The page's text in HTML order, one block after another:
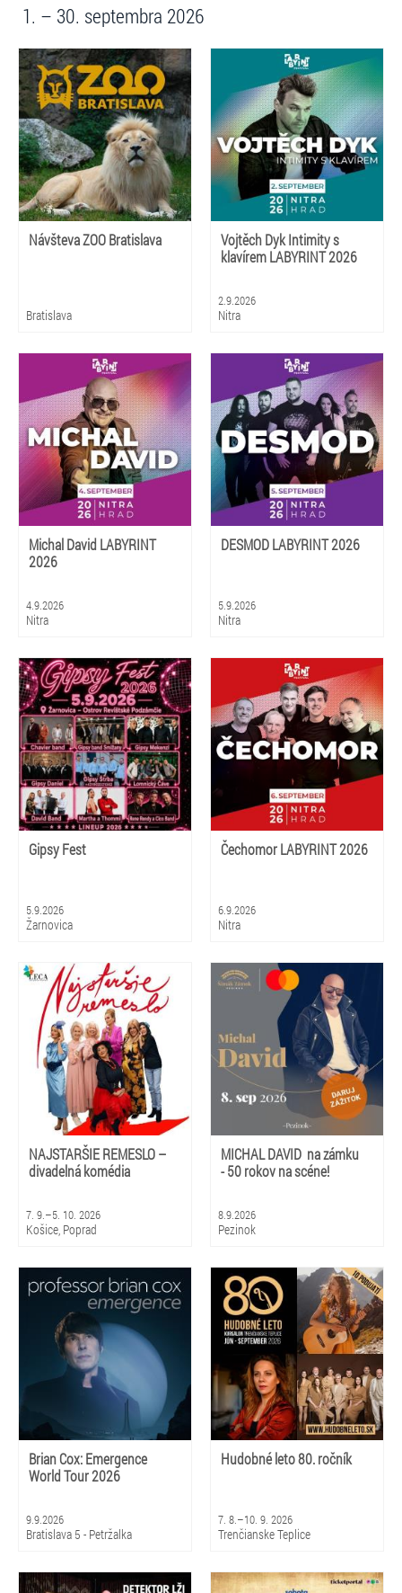
1. – 30. septembra 2026
Návšteva ZOO Bratislava
Bratislava
Vojtěch Dyk Intimity s
klavírem LABYRINT 2026
2.9.2026
Nitra
Michal David LABYRINT
2026
4.9.2026
Nitra
DESMOD LABYRINT 2026
5.9.2026
Nitra
Gipsy Fest
5.9.2026
Žarnovica
Čechomor LABYRINT 2026
6.9.2026
Nitra
NAJSTARŠIE REMESLO –
divadelná komédia
7. 9.–5. 10. 2026
Košice, Poprad
MICHAL DAVID na zámku
- 50 rokov na scéne!
8.9.2026
Pezinok
Brian Cox: Emergence
World Tour 2026
9.9.2026
Bratislava 5 - Petržalka
Hudobné leto 80. ročník
7. 8.–10. 9. 2026
Trenčianske Teplice